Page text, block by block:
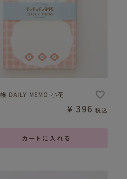
DAILY MEMO 小花
カートに入れる
¥ 396 税込